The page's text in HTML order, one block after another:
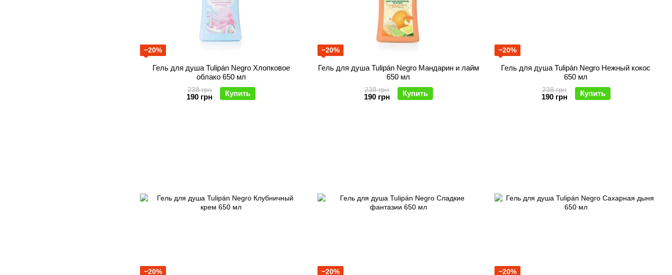
−20%
Гель для душа Tulipán Negro Хлопковое
облако 650 мл
238 грн
190 грн Купить
−20%
Гель для душа Tulipán Negro Мандарин и лайм
650 мл
238 грн
190 грн Купить
−20%
Гель для душа Tulipán Negro Нежный кокос
650 мл
238 грн
190 грн Купить
−20% −20% −20%